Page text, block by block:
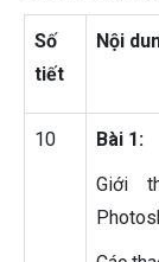
Số
tiết
Nội
10
Bài 1:
Giới